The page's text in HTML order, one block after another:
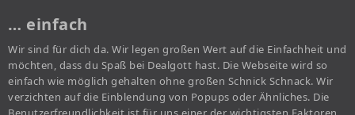
… einfach
Wir sind für dich da. Wir legen großen Wert auf die Einfachheit und
möchten, dass du Spaß bei Dealgott hast. Die Webseite wird so
einfach wie möglich gehalten ohne großen Schnick Schnack. Wir
verzichten auf die Einblendung von Popups oder Ähnliches. Die